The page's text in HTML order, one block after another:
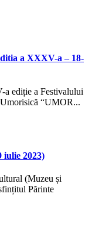
a XXXV-a – 18-
a ediție a Festivalului
“UMOR...
2023)
(Muzeu și
Părinte